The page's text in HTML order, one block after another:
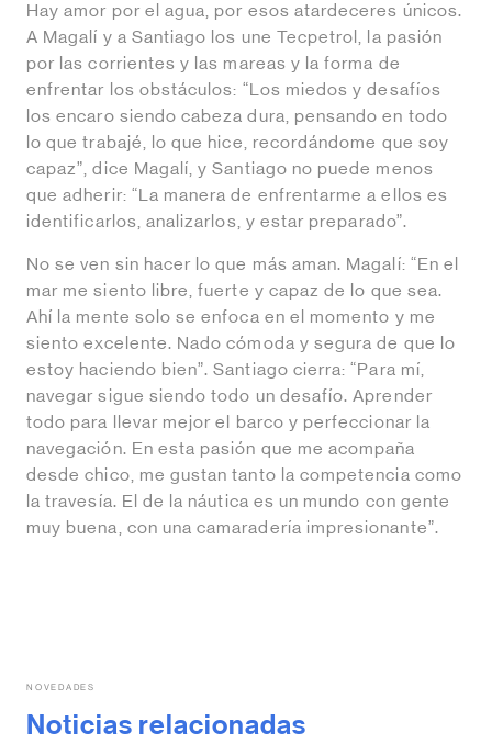
Hay amor por el agua, por esos atardeceres únicos.
A Magalí y a Santiago los une Tecpetrol, la pasión
por las corrientes y las mareas y la forma de
enfrentar los obstáculos: “Los miedos y desafíos
los encaro siendo cabeza dura, pensando en todo
lo que trabajé, lo que hice, recordándome que soy
capaz”, dice Magalí, y Santiago no puede menos
que adherir: “La manera de enfrentarme a ellos es
identificarlos, analizarlos, y estar preparado”.
No se ven sin hacer lo que más aman. Magalí: “En el
mar me siento libre, fuerte y capaz de lo que sea.
Ahí la mente solo se enfoca en el momento y me
siento excelente. Nado cómoda y segura de que lo
estoy haciendo bien”. Santiago cierra: “Para mí,
navegar sigue siendo todo un desafío. Aprender
todo para llevar mejor el barco y perfeccionar la
navegación. En esta pasión que me acompaña
desde chico, me gustan tanto la competencia como
la travesía. El de la náutica es un mundo con gente
muy buena, con una camaradería impresionante”.
NOVEDADES
Noticias relacionadas